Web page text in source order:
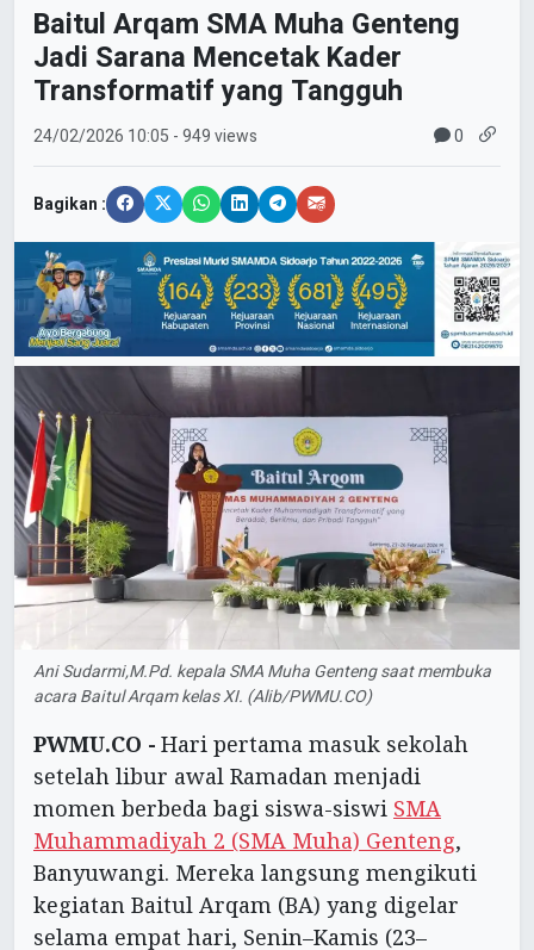
Baitul Arqam SMA Muha Genteng
Jadi Sarana Mencetak Kader
Transformatif yang Tangguh
24/02/2026 10:05 - 949 views 0
Bagikan :
Ani Sudarmi,M.Pd. kepala SMA Muha Genteng saat membuka
acara Baitul Arqam kelas XI. (Alib/PWMU.CO)
PWMU.CO - Hari pertama masuk sekolah
setelah libur awal Ramadan menjadi
momen berbeda bagi siswa-siswi SMA
Muhammadiyah 2 (SMA Muha) Genteng,
Banyuwangi. Mereka langsung mengikuti
kegiatan Baitul Arqam (BA) yang digelar
selama empat hari, Senin–Kamis (23–